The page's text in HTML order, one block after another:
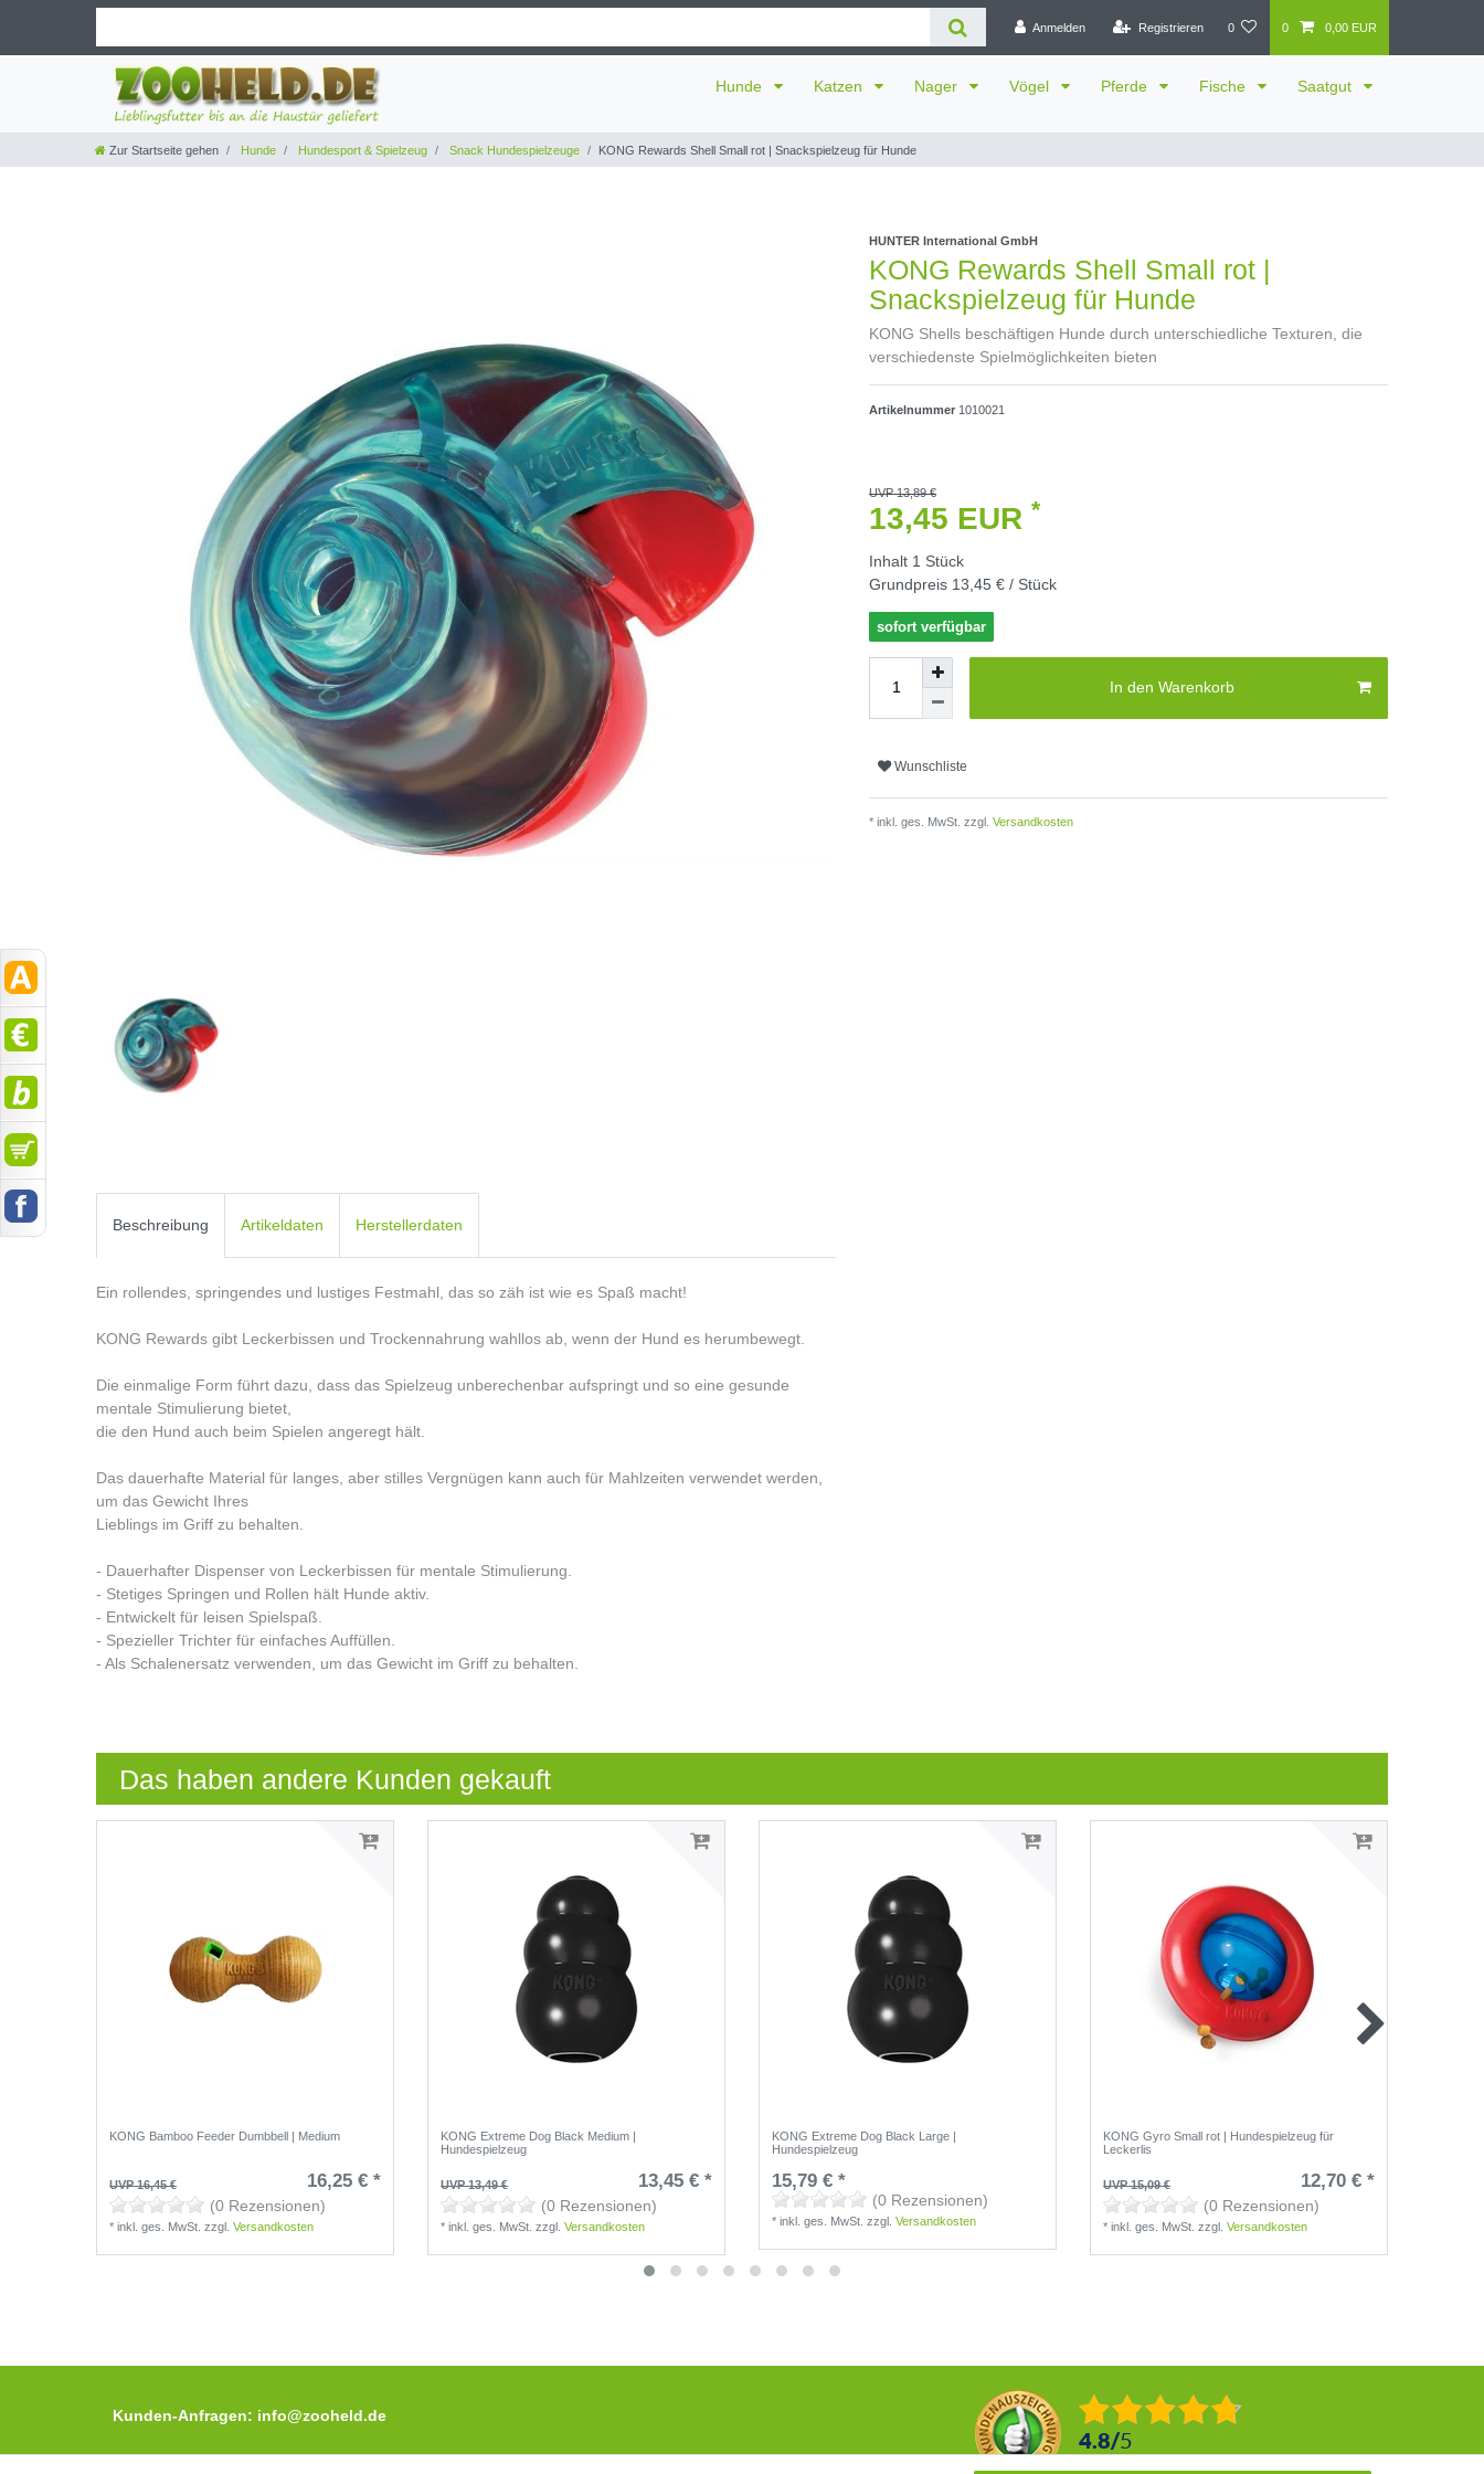
Anmelden Registrieren 0 0 0,00 EUR
Hunde Katzen Nager Vögel Pferde Fische Saatgut
Zur Startseite gehen Hunde Hundesport & Spielzeug Snack Hundespielzeuge KONG Rewards Shell Small rot | Snackspielzeug für Hunde
HUNTER International GmbH
KONG Rewards Shell Small rot |
Snackspielzeug für Hunde
KONG Shells beschäftigen Hunde durch unterschiedliche Texturen, die
verschiedenste Spielmöglichkeiten bieten
Artikelnummer 1010021
UVP 13,89 €
13,45 EUR *
Inhalt 1 Stück
Grundpreis 13,45 € / Stück
sofort verfügbar
In den Warenkorb
Wunschliste
* inkl. ges. MwSt. zzgl. Versandkosten
Beschreibung Artikeldaten Herstellerdaten
Ein rollendes, springendes und lustiges Festmahl, das so zäh ist wie es Spaß macht!
KONG Rewards gibt Leckerbissen und Trockennahrung wahllos ab, wenn der Hund es herumbewegt.
Die einmalige Form führt dazu, dass das Spielzeug unberechenbar aufspringt und so eine gesunde
mentale Stimulierung bietet,
die den Hund auch beim Spielen angeregt hält.
Das dauerhafte Material für langes, aber stilles Vergnügen kann auch für Mahlzeiten verwendet werden,
um das Gewicht Ihres
Lieblings im Griff zu behalten.
- Dauerhafter Dispenser von Leckerbissen für mentale Stimulierung.
- Stetiges Springen und Rollen hält Hunde aktiv.
- Entwickelt für leisen Spielspaß.
- Spezieller Trichter für einfaches Auffüllen.
- Als Schalenersatz verwenden, um das Gewicht im Griff zu behalten.
Das haben andere Kunden gekauft
KONG Bamboo Feeder Dumbbell | Medium
UVP 16,45 € 16,25 € *
(0 Rezensionen)
*inkl. ges. MwSt. zzgl.Versandkosten
KONG Extreme Dog Black Medium |
Hundespielzeug
UVP 13,49 € 13,45 € *
(0 Rezensionen)
*inkl. ges. MwSt. zzgl.Versandkosten
KONG Extreme Dog Black Large |
Hundespielzeug
15,79 € *
(0 Rezensionen)
*inkl. ges. MwSt. zzgl.Versandkosten
KONG Gyro Small rot | Hundespielzeug für
Leckerlis
UVP 15,09 € 12,70 € *
(0 Rezensionen)
*inkl. ges. MwSt. zzgl.Versandkosten
Kunden-Anfragen: info@zooheld.de
4.8/5